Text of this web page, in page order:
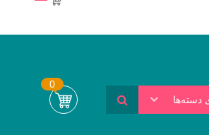
دسته‌ها
0